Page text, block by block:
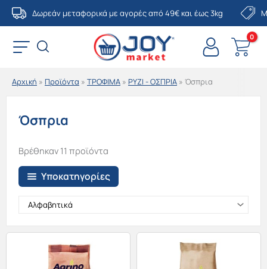
Μετάβαση
στο
περιεχόμενο
Δωρεάν μεταφορικά με αγορές από 49€ και έως 3kg
Αρχική » Προϊόντα » ΤΡΟΦΙΜΑ » ΡΥΖΙ - ΟΣΠΡΙΑ » Όσπρια
Όσπρια
Υποκατηγορίες
Βρέθηκαν 11 προϊόντα